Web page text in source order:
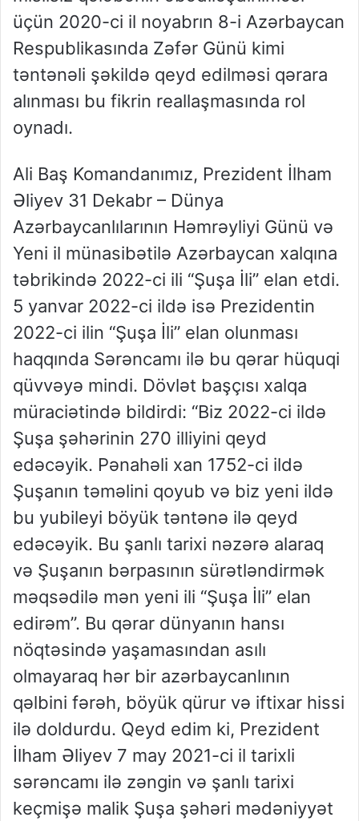
üçün 2020-ci il noyabrın 8-i Azərbaycan
Respublikasında Zəfər Günü kimi
təntənəli şəkildə qeyd edilməsi qərara
alınması bu fikrin reallaşmasında rol
oynadı.
Ali Baş Komandanımız, Prezident İlham
Əliyev 31 Dekabr – Dünya
Azərbaycanlılarının Həmrəyliyi Günü və
Yeni il münasibətilə Azərbaycan xalqına
təbrikində 2022-ci ili “Şuşa İli” elan etdi.
5 yanvar 2022-ci ildə isə Prezidentin
2022-ci ilin “Şuşa İli” elan olunması
haqqında Sərəncamı ilə bu qərar hüquqi
qüvvəyə mindi. Dövlət başçısı xalqa
müraciətində bildirdi: “Biz 2022-ci ildə
Şuşa şəhərinin 270 illiyini qeyd
edəcəyik. Pənahəli xan 1752-ci ildə
Şuşanın təməlini qoyub və biz yeni ildə
bu yubileyi böyük təntənə ilə qeyd
edəcəyik. Bu şanlı tarixi nəzərə alaraq
və Şuşanın bərpasının sürətləndirmək
məqsədilə mən yeni ili “Şuşa İli” elan
edirəm”. Bu qərar dünyanın hansı
nöqtəsində yaşamasından asılı
olmayaraq hər bir azərbaycanlının
qəlbini fərəh, böyük qürur və iftixar hissi
ilə doldurdu. Qeyd edim ki, Prezident
İlham Əliyev 7 may 2021-ci il tarixli
sərəncamı ilə zəngin və şanlı tarixi
keçmişə malik Şuşa şəhəri mədəniyyət